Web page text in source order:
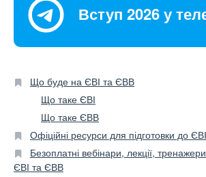
Вступ 2026 у
Що буде на ЄВІ та ЄВВ
Що таке ЄВІ
Що таке ЄВВ
Офіційні ресурси для підготовки до
Безоплатні вебінари, лекції,
ЄВІ та ЄВВ